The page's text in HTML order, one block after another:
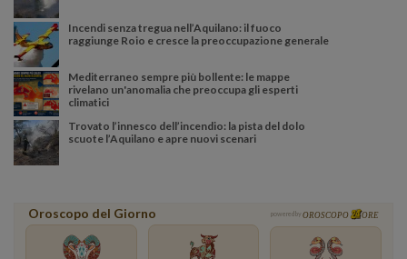
Incendi senza tregua nell’Aquilano: il fuoco
raggiunge Roio e cresce la preoccupazione generale
Mediterraneo sempre più bollente: le mappe
rivelano un'anomalia che preoccupa gli esperti
climatici
Trovato l’innesco dell’incendio: la pista del dolo
scuote l’Aquilano e apre nuovi scenari
Oroscopo del Giorno powered by OROSCOPO ORE